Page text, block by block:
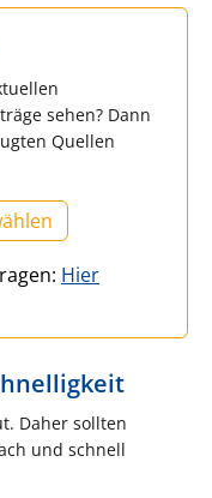
sehen? Dann
Quellen
Hier
Daher sollten
und schnell